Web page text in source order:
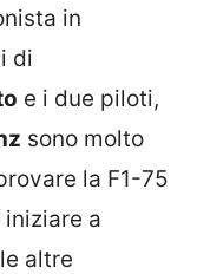
in
di
e i due piloti,
sono molto
la F1-75
a
altre